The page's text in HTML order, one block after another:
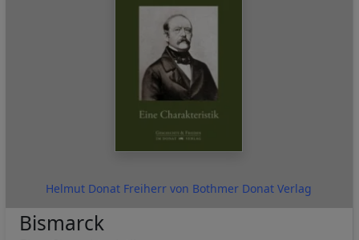
Helmut Donat Freiherr von Bothmer Donat Verlag
Bismarck